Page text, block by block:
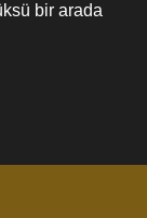
bir arada